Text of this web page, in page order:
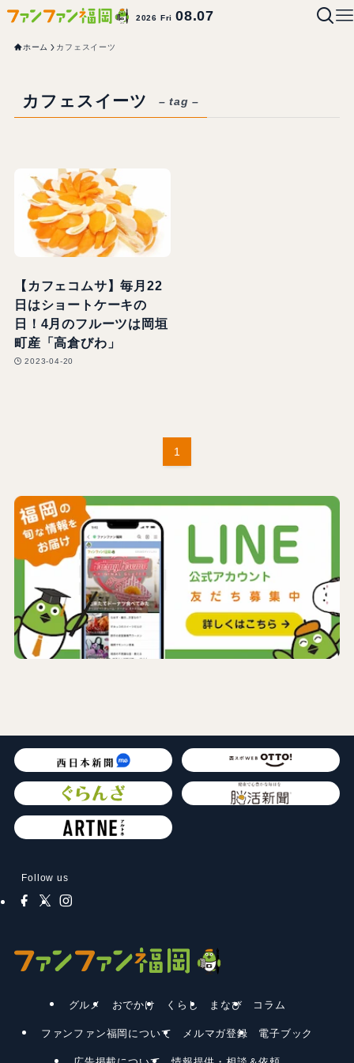
2026 Fri08.07
ホーム カフェスイーツ
カフェスイーツ – tag –
【カフェコムサ】毎月22
日はショートケーキの
日！4月のフルーツは岡垣
町産「高倉びわ」
2023-04-20
1
Follow us
グルメ おでかけ くらし まなび コラム
ファンファン福岡について メルマガ登録 電子ブック